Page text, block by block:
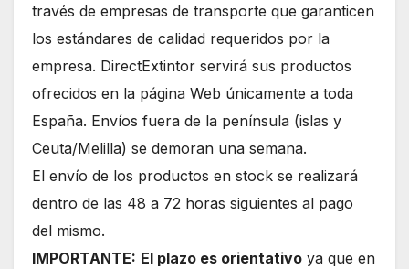
través de empresas de transporte que garanticen
los estándares de calidad requeridos por la
empresa. DirectExtintor servirá sus productos
ofrecidos en la página Web únicamente a toda
España. Envíos fuera de la península (islas y
Ceuta/Melilla) se demoran una semana.
El envío de los productos en stock se realizará
dentro de las 48 a 72 horas siguientes al pago
del mismo.
IMPORTANTE: El plazo es orientativo ya que en